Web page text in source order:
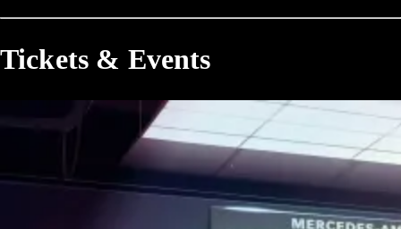
Tickets & Events